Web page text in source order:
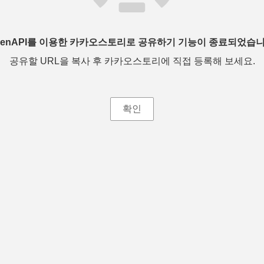
를 이용한 카카오스토리로 공유하기 기능이 종료되었습
공유할 URL을 복사 후 카카오스토리에 직접 등록해 보세요.
확인